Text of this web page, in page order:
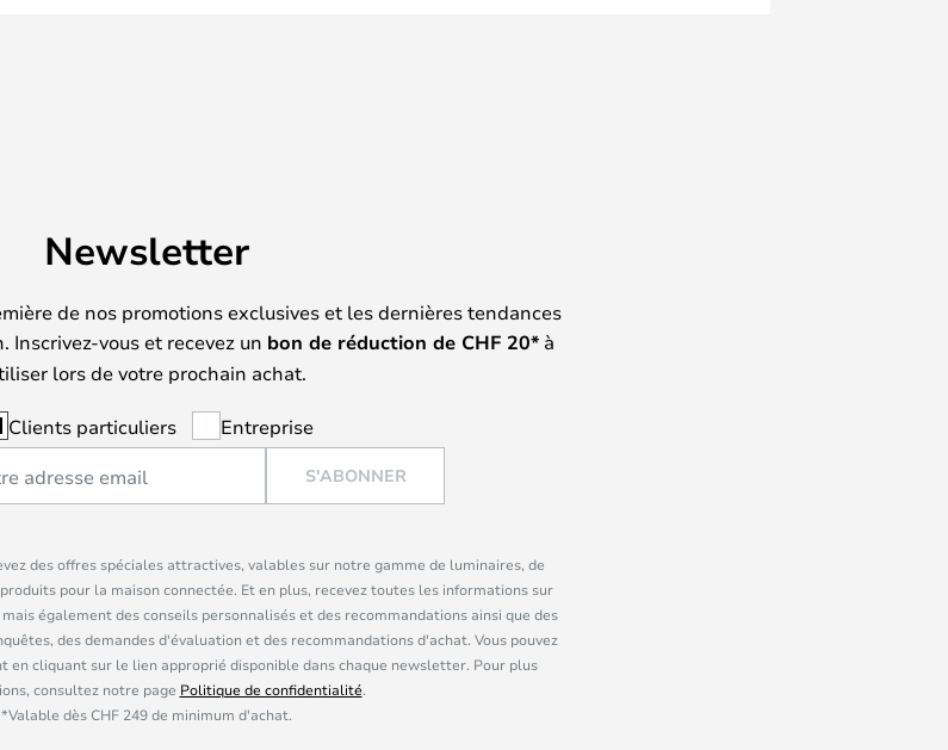
Newsletter
de nos promotions exclusives et les dernières tendances
vous et recevez un bon de réduction de CHF 20*à
lors de votre prochain achat.
Clients particuliers Entreprise
S'ABONNER
des offres spéciales attractives, valables sur notre gamme de luminaires, de
pour la maison connectée. Et en plus, recevez toutes les informations sur
également des conseils personnalisés et des recommandations ainsi que des
des demandes d'évaluation et des recommandations d'achat. Vous pouvez
cliquant sur le lien approprié disponible dans chaque newsletter. Pour plus
consultez notre page Politique de confidentialité.
*Valable dès CHF 249 de minimum d'achat.